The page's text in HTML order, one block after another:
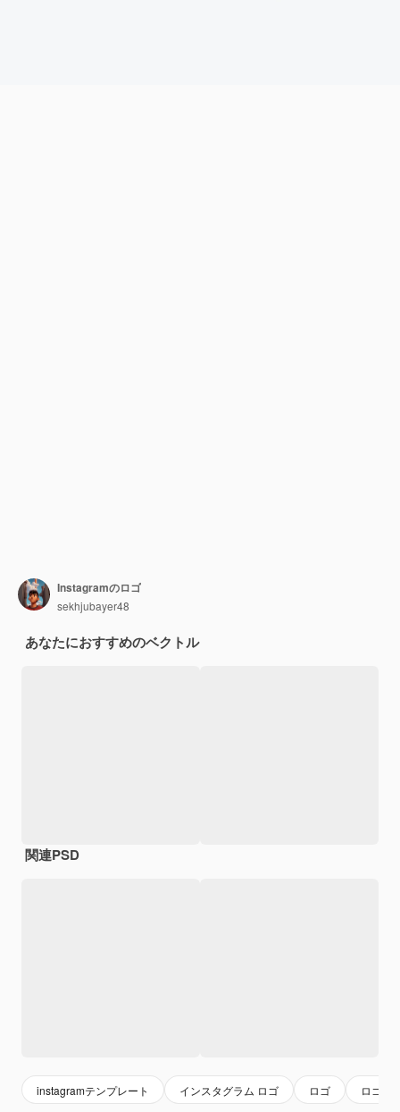
Instagramのロゴ
sekhjubayer48
あなたにおすすめのベクトル
関連PSD
instagramテンプレート インスタグラム ロゴ ロゴ ロゴマ